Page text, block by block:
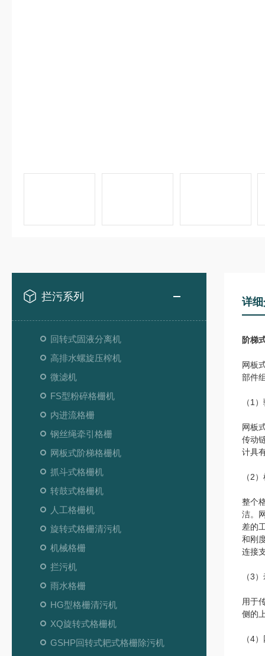
拦污系列
回转式固液分离机
高排水螺旋压榨机
微滤机
FS型粉碎格栅机
内进流格栅
钢丝绳牵引格栅
网板式阶梯格栅机
抓斗式格栅机
转鼓式格栅机
人工格栅机
旋转式格栅清污机
机械格栅
拦污机
雨水格栅
HG型格栅清污机
XQ旋转式格栅机
GSHP回转式耙式格栅除污机
详
阶梯
网板
部件
（1
网板
传动
计具
（2
整个
洁。
差的
和刚
连接
（3
用于
侧的
（4